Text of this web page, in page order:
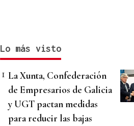
Lo más visto
La Xunta, Confederación
de Empresarios de Galicia
y UGT pactan medidas
para reducir las bajas